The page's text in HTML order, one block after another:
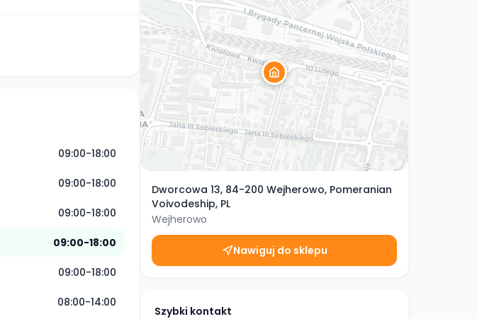
09:00-18:00
09:00-18:00
09:00-18:00
09:00-18:00
09:00-18:00
08:00-14:00
Dworcowa 13, 84-200 Wejherowo, Pomeranian
Voivodeship, PL
Wejherowo
Nawiguj do sklepu
Szybki kontakt